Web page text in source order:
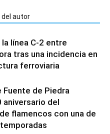
del autor
línea C-2 entre
tras una incidencia en
ferroviaria
Fuente de Piedra
aniversario del
flamencos con una de